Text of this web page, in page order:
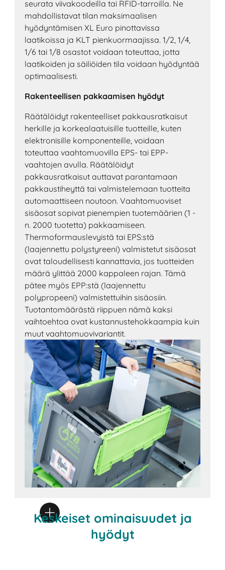
seurata viivakoodeilla tai RFID-tarroilla. Ne
mahdollistavat tilan maksimaalisen
hyödyntämisen XL Euro pinottavissa
laatikoissa ja KLT pienkuormaajissa. 1/2, 1/4,
1/6 tai 1/8 osastot voidaan toteuttaa, jotta
laatikoiden ja säiliöiden tila voidaan hyödyntää
optimaalisesti.
Rakenteellisen pakkaamisen hyödyt
Räätälöidyt rakenteelliset pakkausratkaisut
herkille ja korkealaatuisille tuotteille, kuten
elektronisille komponenteille, voidaan
toteuttaa vaahtomuovilla EPS- tai EPP-
vaahtojen avulla. Räätälöidyt
pakkausratkaisut auttavat parantamaan
pakkaustiheyttä tai valmistelemaan tuotteita
automaattiseen noutoon. Vaahtomuoviset
sisäosat sopivat pienempien tuotemäärien (1 -
n. 2000 tuotetta) pakkaamiseen.
Thermoformauslevyistä tai EPS:stä
(laajennettu polystyreeni) valmistetut sisäosat
ovat taloudellisesti kannattavia, jos tuotteiden
määrä ylittää 2000 kappaleen rajan. Tämä
pätee myös EPP:stä (laajennettu
polypropeeni) valmistettuihin sisäosiin.
Tuotantomäärästä riippuen nämä kaksi
vaihtoehtoa ovat kustannustehokkaampia kuin
muut vaahtomuovivariantit.
Keskeiset ominaisuudet ja
hyödyt